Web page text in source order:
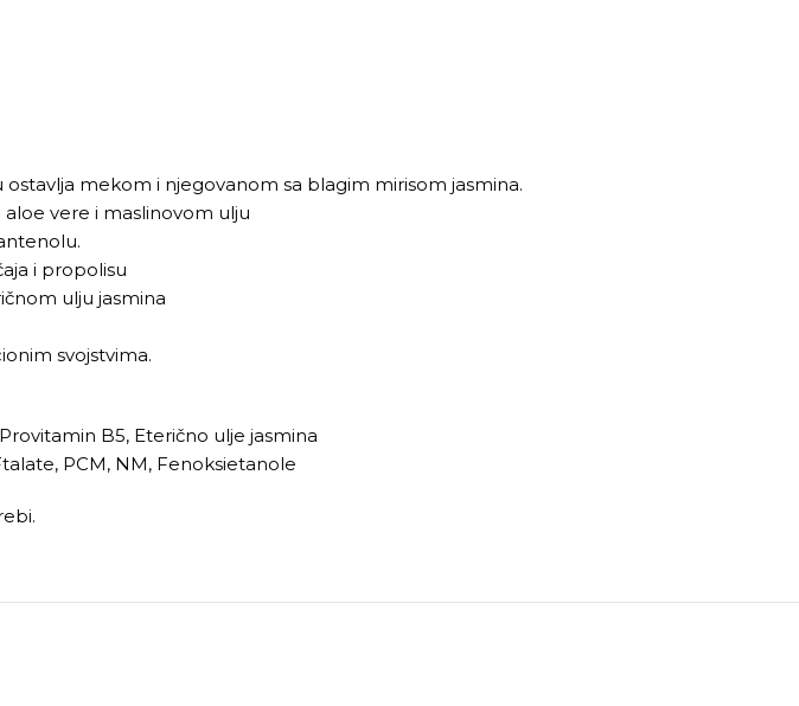
mekom i njegovanom sa blagim mirisom jasmina.
vere i maslinovom ulju
i propolisu
ulju jasmina
svojstvima.
B5, Eterično ulje jasmina
PCM, NM, Fenoksietanole